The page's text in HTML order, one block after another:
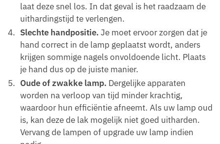
laat deze snel los. In dat geval is het raadzaam de
uithardingstijd te verlengen.
Slechte handpositie. Je moet ervoor zorgen dat je
hand correct in de lamp geplaatst wordt, anders
krijgen sommige nagels onvoldoende licht. Plaats
je hand dus op de juiste manier.
Oude of zwakke lamp. Dergelijke apparaten
worden na verloop van tijd minder krachtig,
waardoor hun efficiëntie afneemt. Als uw lamp oud
is, kan deze de lak mogelijk niet goed uitharden.
Vervang de lampen of upgrade uw lamp indien